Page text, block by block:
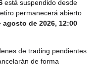
está suspendido desde
permanecerá abierto
agosto de 2026, 12:00
de trading pendientes
de forma